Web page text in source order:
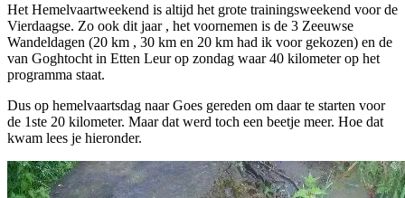
Het Hemelvaartweekend is altijd het grote trainingsweekend voor de
Vierdaagse. Zo ook dit jaar , het voornemen is de 3 Zeeuwse
Wandeldagen (20 km , 30 km en 20 km had ik voor gekozen) en de
van Goghtocht in Etten Leur op zondag waar 40 kilometer op het
programma staat.
Dus op hemelvaartsdag naar Goes gereden om daar te starten voor
de 1ste 20 kilometer. Maar dat werd toch een beetje meer. Hoe dat
kwam lees je hieronder.